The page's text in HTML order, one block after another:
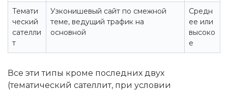
Темати
ческий
сателли
т
Узконишевый сайт по смежной
теме, ведущий трафик на
основной
Средн
ее или
высоко
е
Все эти типы кроме последних двух
(тематический сателлит, при условии